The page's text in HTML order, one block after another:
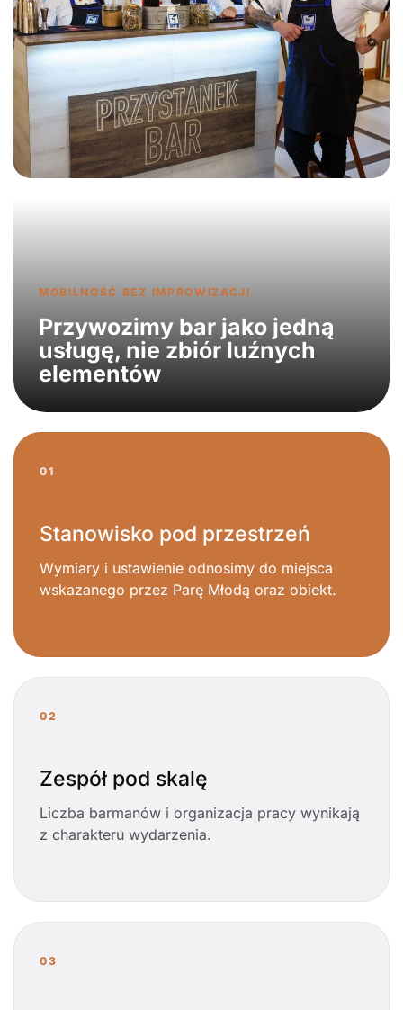
MOBILNOŚĆ BEZ IMPROWIZACJI
Przywozimy bar jako jedną
usługę, nie zbiór luźnych
elementów
01
Stanowisko pod przestrzeń
Wymiary i ustawienie odnosimy do miejsca
wskazanego przez Parę Młodą oraz obiekt.
02
Zespół pod skalę
Liczba barmanów i organizacja pracy wynikają
z charakteru wydarzenia.
03